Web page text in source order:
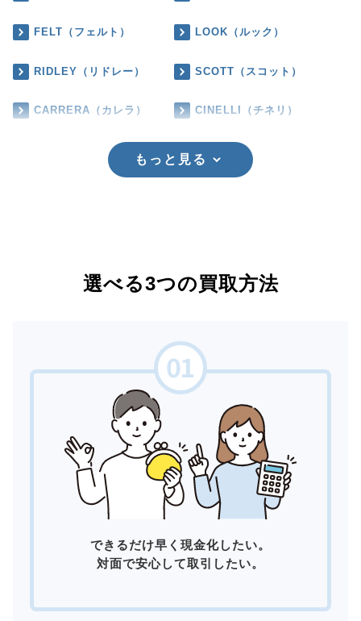
FELT（フェルト） LOOK（ルック）
RIDLEY（リドレー） SCOTT（スコット）
CARRERA（カレラ） CINELLI（チネリ）
もっと見る
選べる3つの買取方法
できるだけ早く現金化したい。
対面で安心して取引したい。